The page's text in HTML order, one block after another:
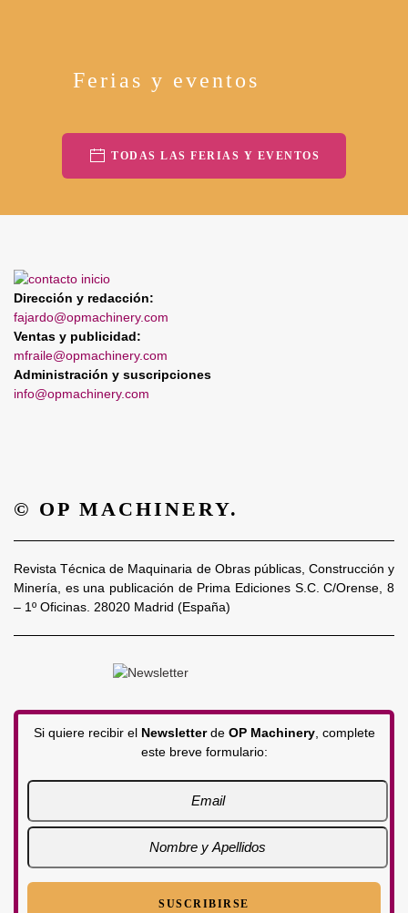
Ferias y eventos
TODAS LAS FERIAS Y EVENTOS
Dirección y redacción:
fajardo@opmachinery.com
Ventas y publicidad:
mfraile@opmachinery.com
Administración y suscripciones
info@opmachinery.com
© OP MACHINERY.
Revista Técnica de Maquinaria de Obras públicas, Construcción y
Minería, es una publicación de Prima Ediciones S.C. C/Orense, 8
– 1º Oficinas. 28020 Madrid (España)
Si quiere recibir el Newsletterde OP Machinery, complete
este breve formulario: